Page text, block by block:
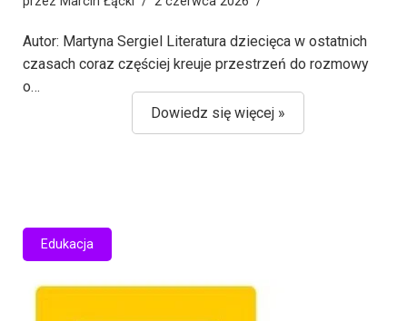
Autor: Martyna Sergiel Literatura dziecięca w ostatnich
czasach coraz częściej kreuje przestrzeń do rozmowy
o…
Dowiedz się więcej »
Edukacja